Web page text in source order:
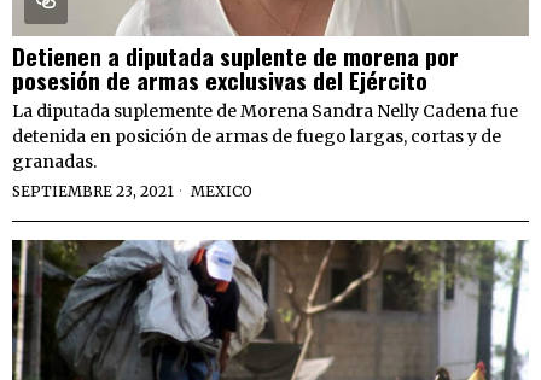
Detienen a diputada suplente de morena por
posesión de armas exclusivas del Ejército
La diputada suplemente de Morena Sandra Nelly Cadena fue
detenida en posición de armas de fuego largas, cortas y de
granadas.
SEPTIEMBRE 23, 2021 MEXICO